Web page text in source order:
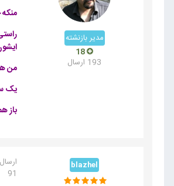
مدیر بازنشته
193 ارسال
من
یک
باز
blazhel
91